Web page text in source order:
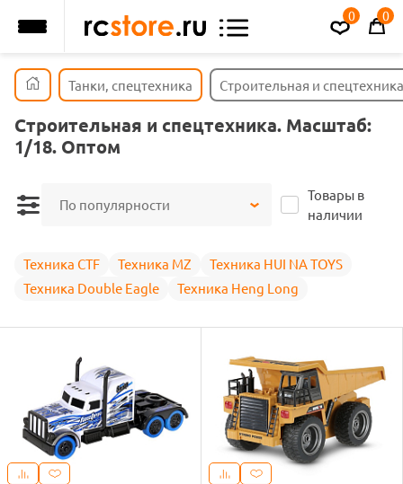
0 0
Танки, спецтехника Строительная и спецтехника
Строительная и спецтехника. Масштаб:
1/18. Оптом
По популярности
Товары в
наличии
Техника CTF Техника MZ
Техника HUI NA TOYS
Техника Double Eagle
Техника Heng Long